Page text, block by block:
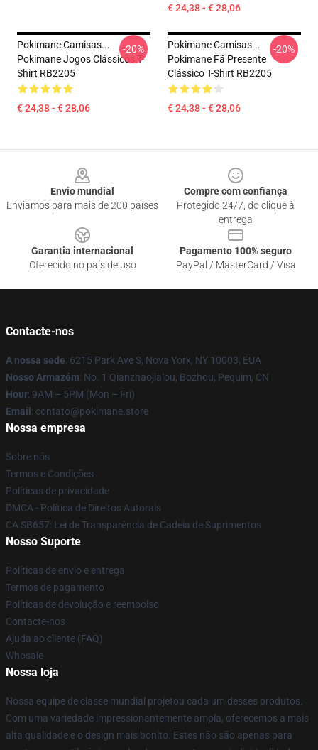
€ 24,38 - € 28,06
Pokimane Camisas...
Pokimane Jogos Clássicos T-
Shirt RB2205
€ 24,38 - € 28,06
-20%
Pokimane Camisas...
Pokimane Fã Presente
Clássico T-Shirt RB2205
€ 24,38 - € 28,06
-20%
Envio mundial
Enviamos para mais de 200 países
Compre com confiança
Protegido 24/7, do clique à
entrega
Garantia internacional
Oferecido no país de uso
Pagamento 100% seguro
PayPal / MasterCard / Visa
Contacte-nos
A nossa sede: 6215 Park Ave S, Nova York, NY 10003, EUA
Nosso Armazém: No. 1 Qianzhaojialou, Bozhou, Pequim, CN
Hour: 9AM – 5PM (Mon – Fri)
Email : contato@pokimane.store
Nossa empresa
Sobre nós
Termos e Condições
Políticas de privacidade
DMCA - Política de Direitos Autorais
CA SB657: Lei de Transparência de Cadeia de Suprimentos
Nosso Suporte
Políticas de envio e entrega
Termos de pagamento
Políticas de devolução e reembolso
Contacte-nos
Ajuda ao cliente (FAQ)
Whosale
Nossa loja
Nossa equipe de classe mundial projetou cada um desses produtos.
Com uma variedade impressionantemente ampla, oferecemos a mais
alta qualidade e o design mais bonito. Estes não são apenas para